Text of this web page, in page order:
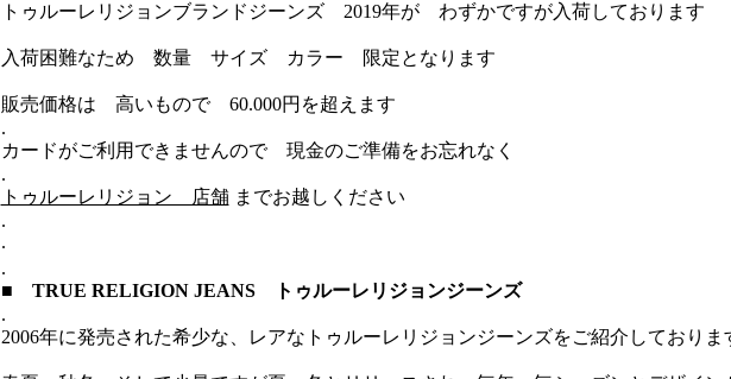
トゥルーレリジョンブランドジーンズ 2019年が わずかですが入荷しております
入荷困難なため 数量 サイズ カラー 限定となります
販売価格は 高いもので 60.000円を超えます
.
カードがご利用できませんので 現金のご準備をお忘れなく
.
トゥルーレリジョン 店舗までお越しください
.
.
.
■ TRUE RELIGION JEANS トゥルーレリジョンジーンズ
.
2006年に発売された希少な、レアなトゥルーレリジョンジーンズをご紹介しておりま